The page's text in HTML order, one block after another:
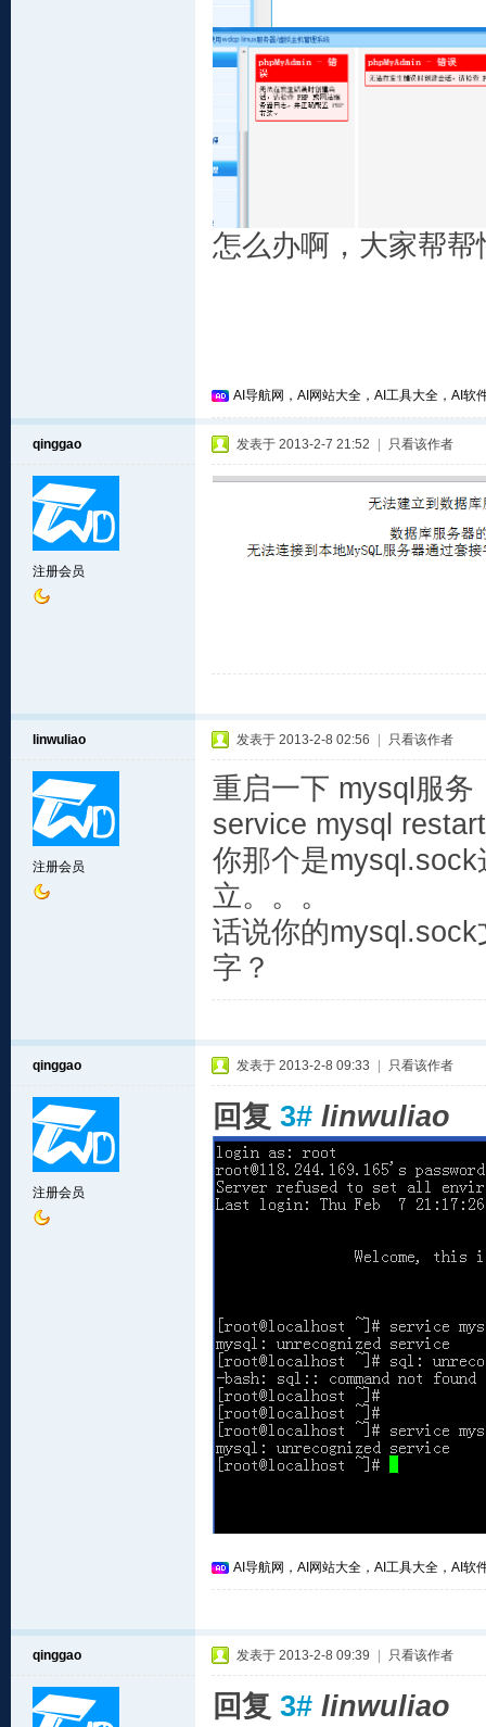
怎么办啊，大家帮帮
AI导航网，AI网站大全，AI工具大全，AI软
qinggao
注册会员
发表于 2013-2-7 21:52 只看该作者
linwuliao
注册会员
发表于 2013-2-8 02:56 只看该作者
重启一下 mysql服务
service mysql restart
你那个是
立。。。
话说你的mysql.sock
字？
qinggao
注册会员
发表于 2013-2-8 09:33 只看该作者
回复 3# linwuliao
AI导航网，AI网站大全，AI工具大全，AI软
qinggao 发表于 2013-2-8 09:39 只看该作者
回复 3# linwuliao